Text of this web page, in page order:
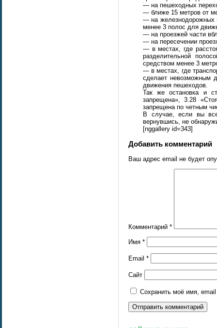
— на пешеходных
— ближе 15 метров от
— на железнодорожных
менее 3 полос для
— на проезжей части
— на пересечении
— в местах, где
разделительной
средством менее 3
— в местах, где
сделает невозможным
движения пешеходов.
Так же остановка и
запрещена», 3.28
запрещена по четным
В случае, если вы
вернувшись, не
[nggallery id=343]
Добавить комментарий
Ваш адрес email не будет
Комментарий *
Имя *
Email *
Сайт
Сохранить моё имя,